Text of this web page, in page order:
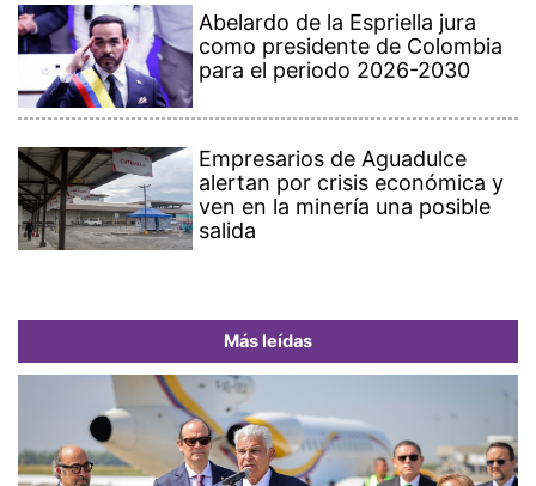
Abelardo de la Espriella jura
como presidente de Colombia
para el periodo 2026-2030
Empresarios de Aguadulce
alertan por crisis económica y
ven en la minería una posible
salida
Más leídas